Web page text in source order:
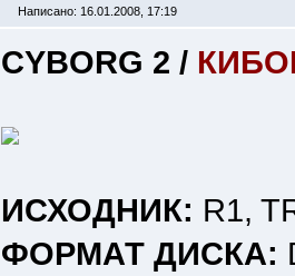
Написано: 16.01.2008, 17:19
CYBORG 2 /
ИСХОДНИК: R1,
ФОРМАТ ДИСКА: